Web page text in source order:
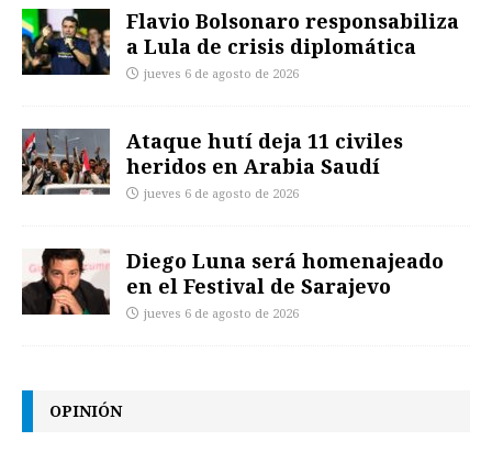
Flavio Bolsonaro responsabiliza
a Lula de crisis diplomática
jueves 6 de agosto de 2026
Ataque hutí deja 11 civiles
heridos en Arabia Saudí
jueves 6 de agosto de 2026
Diego Luna será homenajeado
en el Festival de Sarajevo
jueves 6 de agosto de 2026
OPINIÓN